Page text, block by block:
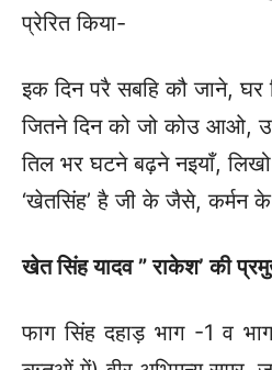
प्रेरित किया-
इक दिन परै सबहि कौ जाने, घर
जितने दिन को जो कोउ आओ,
तिल भर घटने बढ़ने नइयाँ,
‘खेतसिंह’ है जी के जैसे, कर्मन
खेत सिंह यादव” राकेश’ की
फाग सिंह दहाड़ भाग -1 व